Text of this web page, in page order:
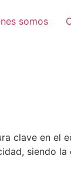
somos
clave en el
siendo